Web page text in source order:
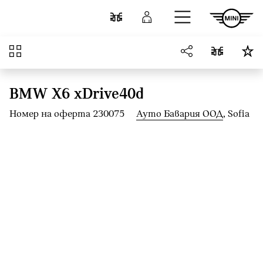
Към основното съдържание
CравнетеВход
Преглед
BMW X6 xDrive40d
Номер на оферта 230075 Ауто Бавария ООД, Sofia